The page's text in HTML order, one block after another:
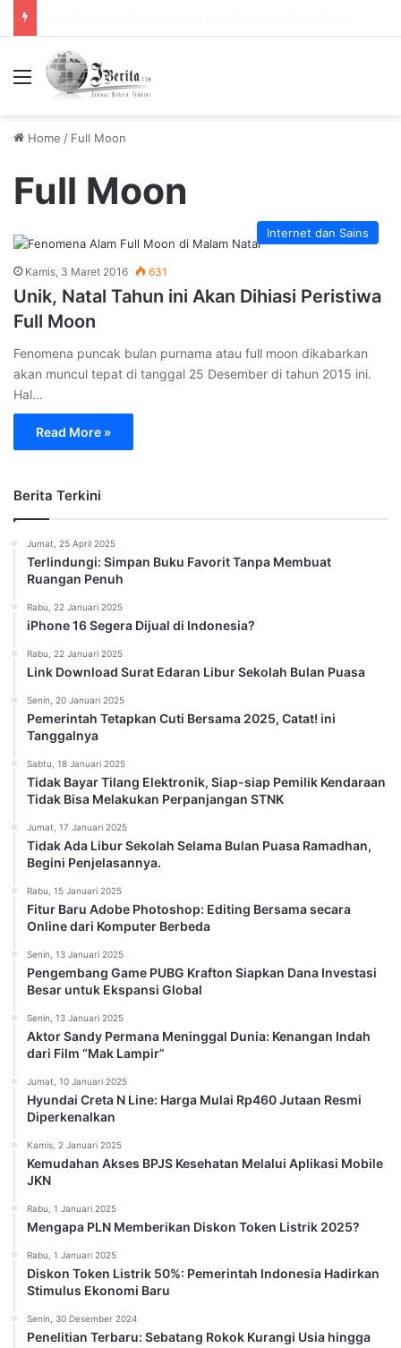
Menu
Home / Full Moon
Full Moon
Internet dan Sains
Kamis, 3 Maret 2016 631
Unik, Natal Tahun ini Akan Dihiasi Peristiwa
Full Moon
Fenomena puncak bulan purnama atau full moon dikabarkan
akan muncul tepat di tanggal 25 Desember di tahun 2015 ini.
Hal…
Read More »
Berita Terkini
Jumat, 25 April 2025
Terlindungi: Simpan Buku Favorit Tanpa Membuat
Ruangan Penuh
Rabu, 22 Januari 2025
iPhone 16 Segera Dijual di Indonesia?
Rabu, 22 Januari 2025
Link Download Surat Edaran Libur Sekolah Bulan Puasa
Senin, 20 Januari 2025
Pemerintah Tetapkan Cuti Bersama 2025, Catat! ini
Tanggalnya
Sabtu, 18 Januari 2025
Tidak Bayar Tilang Elektronik, Siap-siap Pemilik Kendaraan
Tidak Bisa Melakukan Perpanjangan STNK
Jumat, 17 Januari 2025
Tidak Ada Libur Sekolah Selama Bulan Puasa Ramadhan,
Begini Penjelasannya.
Rabu, 15 Januari 2025
Fitur Baru Adobe Photoshop: Editing Bersama secara
Online dari Komputer Berbeda
Senin, 13 Januari 2025
Pengembang Game PUBG Krafton Siapkan Dana Investasi
Besar untuk Ekspansi Global
Senin, 13 Januari 2025
Aktor Sandy Permana Meninggal Dunia: Kenangan Indah
dari Film “Mak Lampir”
Jumat, 10 Januari 2025
Hyundai Creta N Line: Harga Mulai Rp460 Jutaan Resmi
Diperkenalkan
Kamis, 2 Januari 2025
Kemudahan Akses BPJS Kesehatan Melalui Aplikasi Mobile
JKN
Rabu, 1 Januari 2025
Mengapa PLN Memberikan Diskon Token Listrik 2025?
Rabu, 1 Januari 2025
Diskon Token Listrik 50%: Pemerintah Indonesia Hadirkan
Stimulus Ekonomi Baru
Senin, 30 Desember 2024
Penelitian Terbaru: Sebatang Rokok Kurangi Usia hingga